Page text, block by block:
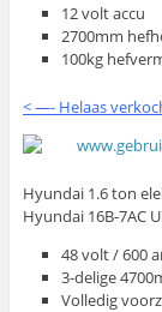
12 volt accu
2700mm
100kg
< —- Helaas
Hyundai 1.6 ton
Hyundai 16B-7AC
48 volt / 600
3-delige
Volledig